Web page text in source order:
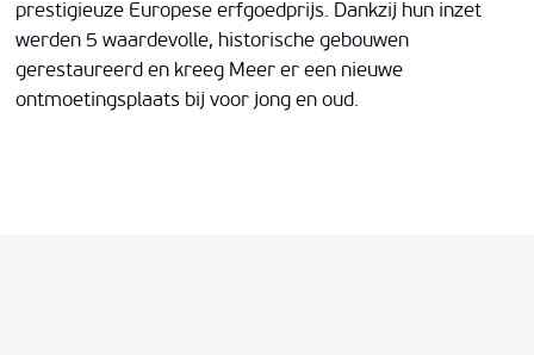
prestigieuze Europese erfgoedprijs. Dankzij hun inzet
werden 5 waardevolle, historische gebouwen
gerestaureerd en kreeg Meer er een nieuwe
ontmoetingsplaats bij voor jong en oud.